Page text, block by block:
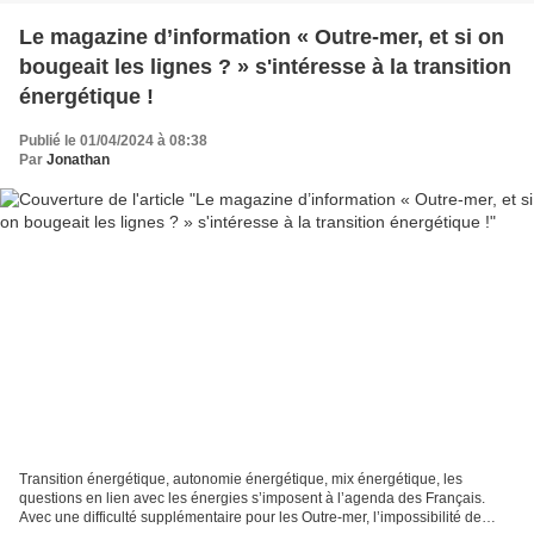
Le magazine d’information « Outre-mer, et si on
bougeait les lignes ? » s'intéresse à la transition
énergétique !
Publié le 01/04/2024 à 08:38
Par Jonathan
Transition énergétique, autonomie énergétique, mix énergétique, les
questions en lien avec les énergies s’imposent à l’agenda des Français.
Avec une difficulté supplémentaire pour les Outre-mer, l’impossibilité de